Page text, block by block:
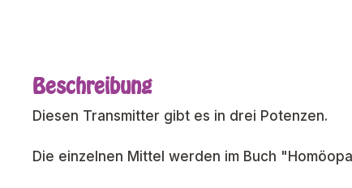
Beschreibung
Diesen Transmitter gibt es in drei Potenzen.
Die einzelnen Mittel werden im Buch